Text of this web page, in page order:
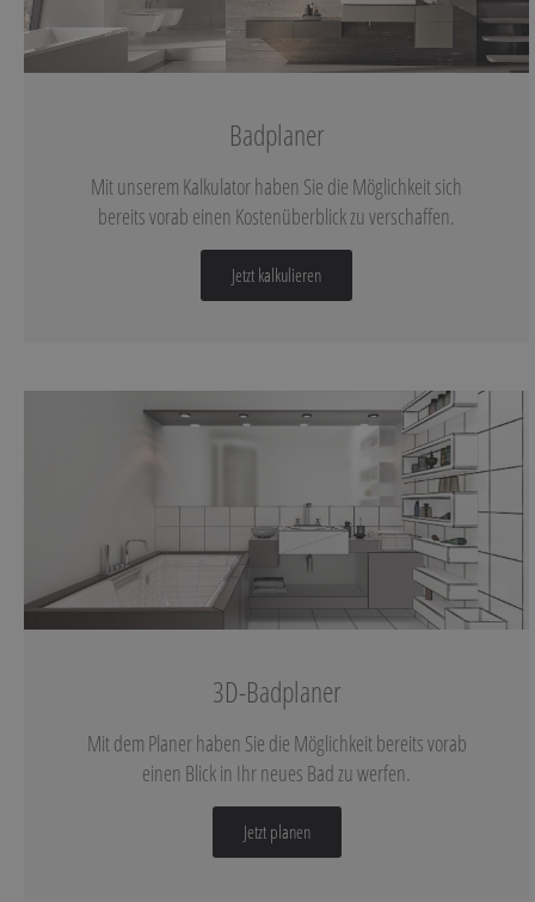
Badplaner
Mit unserem Kalkulator haben Sie die Möglichkeit sich
bereits vorab einen Kostenüberblick zu verschaffen.
Jetzt kalkulieren
3D-Badplaner
Mit dem Planer haben Sie die Möglichkeit bereits vorab
einen Blick in Ihr neues Bad zu werfen.
Jetzt planen